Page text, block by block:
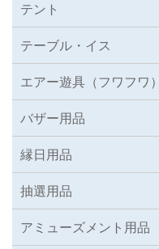
テント
テーブル・イス
エアー遊具（フワフワ）
バザー用品
縁日用品
抽選用品
アミューズメント用品